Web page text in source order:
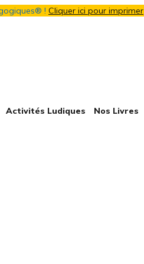
! Cliquer ici pour imprimer
Activités Ludiques Nos Livres